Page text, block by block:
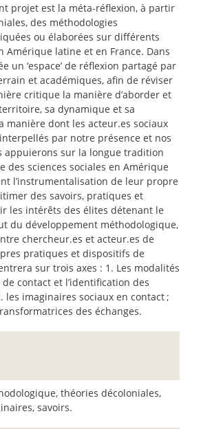
projet est la méta-réflexion, à partir
des méthodologies
ou élaborées sur différents
Amérique latine et en France. Dans
un ‘espace’ de réflexion partagé par
et académiques, afin de réviser
critique la manière d’aborder et
sa dynamique et sa
manière dont les acteur.es sociaux
par notre présence et nos
appuierons sur la longue tradition
des sciences sociales en Amérique
l’instrumentalisation de leur propre
des savoirs, pratiques et
les intérêts des élites détenant le
du développement méthodologique,
chercheur.es et acteur.es de
pratiques et dispositifs de
sur trois axes : 1. Les modalités
de contact et l’identification des
les imaginaires sociaux en contact;
des échanges.
théories décoloniales,
savoirs.